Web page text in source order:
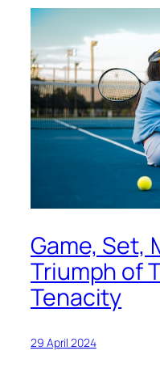
Game, Set,
Triumph of
Tenacity
29 April 2024